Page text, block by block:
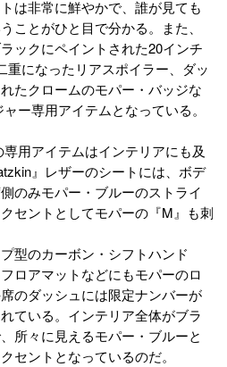
は非常に鮮やかで、誰が見ても
ことがひと目で分かる。また、
ックにペイントされた20インチ
重になったリアスポイラー、ダッ
たクロームのモパー・バッジな
ー専用アイテムとなっている。
用アイテムはインテリアにも及
』レザーのシートには、ボデ
のみモパー・ブルーのストライ
セントとしてモパーの『M』も刺
型のカーボン・シフトハンド
ロアマットなどにもモパーのロ
のダッシュには限定ナンバーが
ている。インテリア全体がブラ
所々に見えるモパー・ブルーと
セントとなっているのだ。